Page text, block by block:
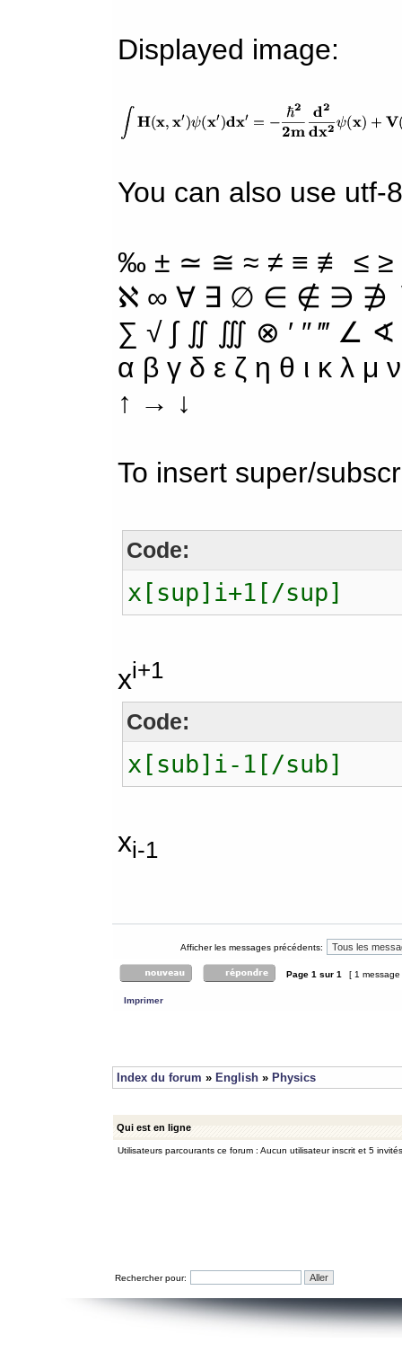
Displayed image:
You can also use utf-
‰ ± ≃ ≅ ≈ ≠ ≡ ≢ ≤
ℵ ∞ ∀ ∃ ∅ ∈ ∉ ∋ ∌
∑ √ ∫ ∬ ∭ ⊗ ′ ″ ‴ ∠
α β γ δ ε ζ η θ ι κ λ
↑ → ↓
To insert super/
Code:
x[sup]i+1[/sup]
xi+1
Code:
x[sub]i-1[/sub]
xi-1
Afficher les messages précédents:
Page 1 sur 1 [ 1
Imprimer
Index du forum » English » Physics
Qui est en ligne
Utilisateurs parcourants ce forum : Aucun utilisateur inscrit et 5 invités
Rechercher pour: